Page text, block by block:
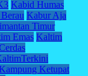
Kabid Humas
Kabur Aja
Timur
Emas Kaltim
Ketupat